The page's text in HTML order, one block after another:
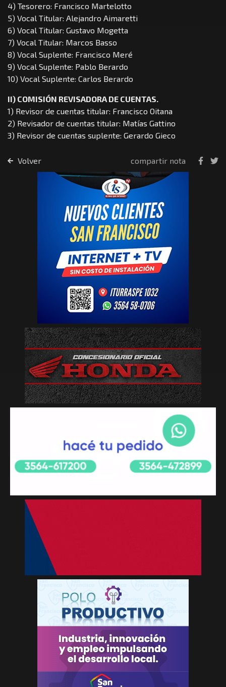
4) Tesorero: Francisco Martelotto
5) Vocal Titular: Alejandro Aimaretti
6) Vocal Titular: Gustavo Mogetta
7) Vocal Titular: Marcos Basso
8) Vocal Suplente: Francisco Meré
9) Vocal Suplente: Pablo Berardo
10) Vocal Suplente: Carlos Berardo
II) COMISIÓN REVISADORA DE CUENTAS.
1) Revisor de cuentas titular: Francisco Oitana
2) Revisador de cuentas titular: Matías Gattino
3) Revisor de cuentas suplente: Gerardo Gieco
Volver compartir nota